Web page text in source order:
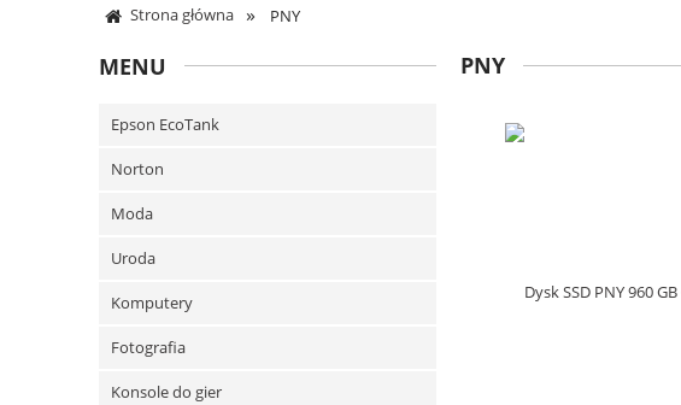
Strona główna » PNY
MENU
Epson EcoTank
Norton
Moda
Uroda
Komputery
Fotografia
Konsole do gier
PNY